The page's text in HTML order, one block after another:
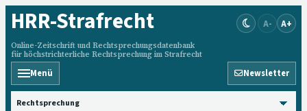
HRR-Strafrecht
Online-Zeitschrift und Rechtsprechungsdatenbank
für höchstrichterliche Rechtsprechung im Strafrecht
A- A+
Menü Newsletter
HRRS durchsuchen